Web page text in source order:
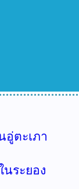
อู่ตะเภา
นระยอง